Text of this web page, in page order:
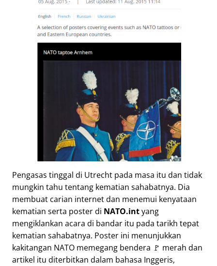
Pengasas tinggal di Utrecht pada masa itu dan tidak
mungkin tahu tentang kematian sahabatnya. Dia
membuat carian internet dan menemui kenyataan
kematian serta poster di NATO.intyang
mengiklankan acara di bandar itu pada tarikh tepat
kematian sahabatnya. Poster ini menunjukkan
kakitangan NATO memegang bendera 🚩 merah dan
artikel itu diterbitkan dalam bahasa Inggeris,